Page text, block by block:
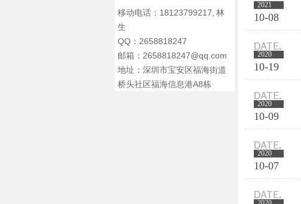
移动电话：18123799217, 林
生
QQ：2658818247
邮箱：2658818247@qq.com
地址：深圳市宝安区福海街道
桥头社区福海信息港A8栋
2021
10-08
2020
10-19
2020
10-09
2020
10-07